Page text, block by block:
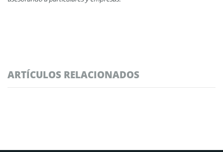
ARTÍCULOS RELACIONADOS